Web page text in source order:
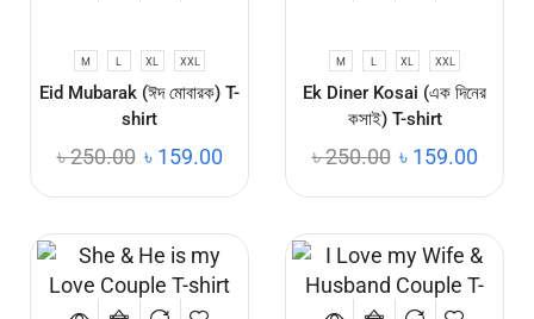
M L XL XXL
Eid Mubarak (ঈদ মোবারক) T-
shirt
৳250.00 ৳ 159.00
M L XL XXL
Ek Diner Kosai (এক দিনের
কসাই) T-shirt
৳250.00 ৳ 159.00